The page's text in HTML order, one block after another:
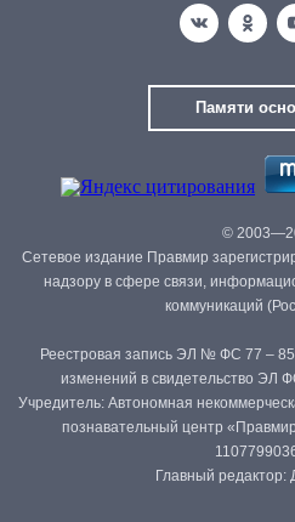
Памяти
©
Сетевое издание Правмир
надзору в сфере связи,
коммуникаций
Реестровая запись ЭЛ № ФС 77 –
изменений в свидетельство ЭЛ
Учредитель: Автономная
познавательный центр
Главный редактор: